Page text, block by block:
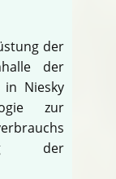
der
der
in Niesky
zur
der